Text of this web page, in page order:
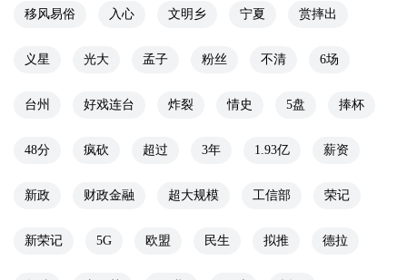
移风易俗 入心 文明乡 宁夏 赏摔出
义星 光大 孟子 粉丝 不清 6场
台州 好戏连台 炸裂 情史 5盘 捧杯
48分 疯砍 超过 3年 1.93亿 薪资
新政 财政金融 超大规模 工信部 荣记
新荣记 5G 欧盟 民生 拟推 德拉